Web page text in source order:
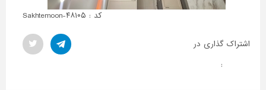
کد : Sakhtemoon-۴۸۱۰۵
اشتراک گذاری در
: